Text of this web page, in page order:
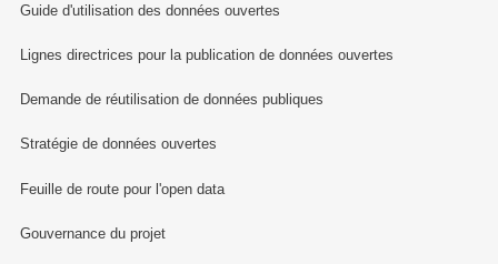
Guide d'utilisation des données ouvertes
Lignes directrices pour la publication de données ouvertes
Demande de réutilisation de données publiques
Stratégie de données ouvertes
Feuille de route pour l'open data
Gouvernance du projet